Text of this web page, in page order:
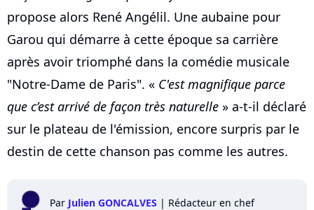
propose alors René Angélil. Une aubaine pour
Garou qui démarre à cette époque sa carrière
après avoir triomphé dans la comédie musicale
"Notre-Dame de Paris". « C'est magnifique parce
que c’est arrivé de façon très naturelle » a-t-il déclaré
sur le plateau de l'émission, encore surpris par le
destin de cette chanson pas comme les autres.
Par Julien GONCALVES | Rédacteur en chef